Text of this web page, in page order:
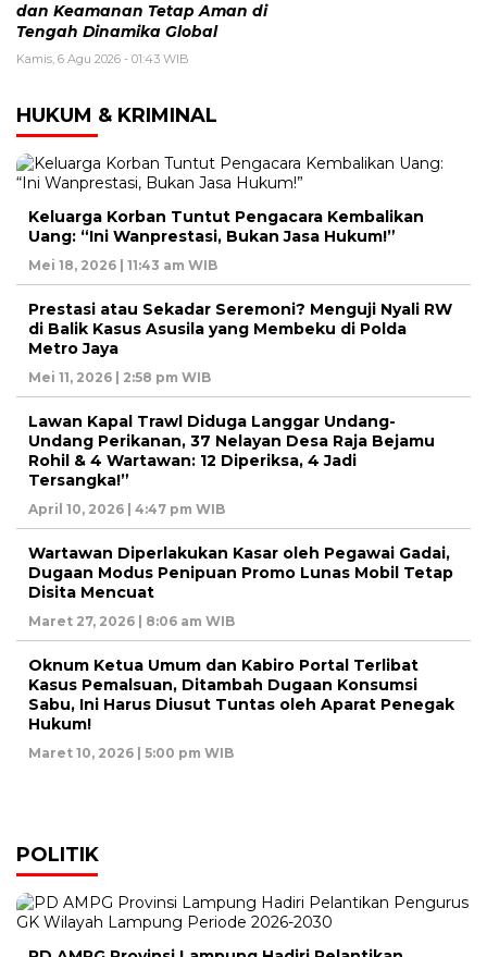
dan Keamanan Tetap Aman di
Tengah Dinamika Global
Kamis, 6 Agu 2026 - 01:43 WIB
HUKUM & KRIMINAL
Keluarga Korban Tuntut Pengacara Kembalikan
Uang: “Ini Wanprestasi, Bukan Jasa Hukum!”
Mei 18, 2026 | 11:43 am WIB
Prestasi atau Sekadar Seremoni? Menguji Nyali RW
di Balik Kasus Asusila yang Membeku di Polda
Metro Jaya
Mei 11, 2026 | 2:58 pm WIB
Lawan Kapal Trawl Diduga Langgar Undang-
Undang Perikanan, 37 Nelayan Desa Raja Bejamu
Rohil & 4 Wartawan: 12 Diperiksa, 4 Jadi
Tersangka!”
April 10, 2026 | 4:47 pm WIB
Wartawan Diperlakukan Kasar oleh Pegawai Gadai,
Dugaan Modus Penipuan Promo Lunas Mobil Tetap
Disita Mencuat
Maret 27, 2026 | 8:06 am WIB
Oknum Ketua Umum dan Kabiro Portal Terlibat
Kasus Pemalsuan, Ditambah Dugaan Konsumsi
Sabu, Ini Harus Diusut Tuntas oleh Aparat Penegak
Hukum!
Maret 10, 2026 | 5:00 pm WIB
POLITIK